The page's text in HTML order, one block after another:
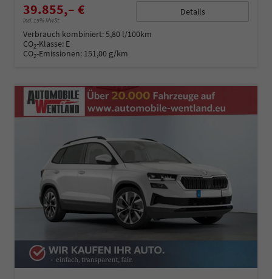
39.855,– €
incl. 19% MwSt.
Details
Verbrauch kombiniert:5,80 l/100km
CO2-Klasse: E
CO2-Emissionen: 151,00 g/km